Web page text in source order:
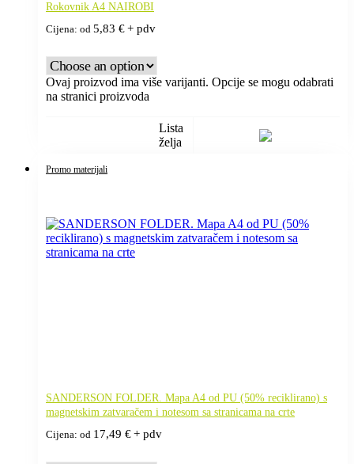
Rokovnik A4 NAIROBI
Cijena: od 5,83 €+ pdv
Ovaj proizvod ima više varijanti. Opcije se mogu odabrati
na stranici proizvoda
Lista
želja
Promo materijali
SANDERSON FOLDER. Mapa A4 od PU (50% reciklirano) s
magnetskim zatvaračem i notesom sa stranicama na crte
Cijena: od 17,49 €+ pdv